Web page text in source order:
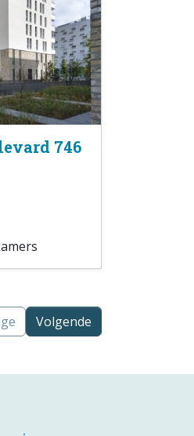
746
Volgende